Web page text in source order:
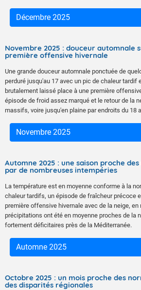
Décembre 2025
Novembre 2025 : douceur automnale
première offensive hivernale
Une grande douceur automnale ponctuée de
perduré jusqu'au 17 avec un pic de chaleur tardif
brutalement laissé place à une première
épisode de froid assez marqué et le retour de la
massifs, voire jusqu'en plaine par endroits du 18
Novembre 2025
Automne 2025 : une saison proche
par de nombreuses intempéries
La température est en moyenne conforme à la
chaleur tardifs, un épisode de fraîcheur précoce
première offensive hivernale avec de la neige, en
précipitations ont été en moyenne proches de la
fortement déficitaires près de la Méditerranée.
Automne 2025
Octobre 2025 : un mois proche des
des disparités régionales